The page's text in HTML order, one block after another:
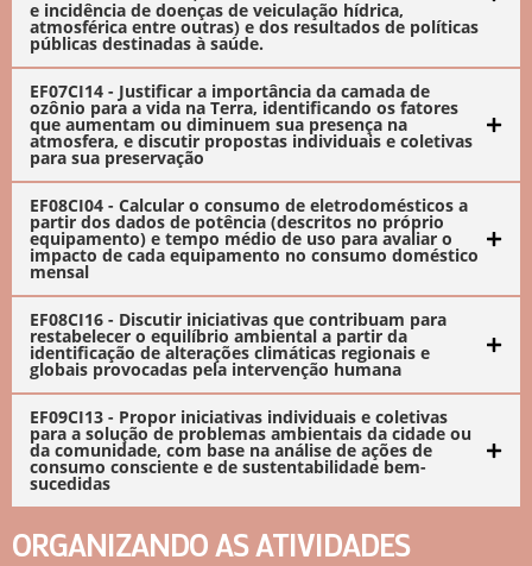
e incidência de doenças de veiculação hídrica,
atmosférica entre outras) e dos resultados de políticas
públicas destinadas à saúde.
EF07CI14 - Justificar a importância da camada de
ozônio para a vida na Terra, identificando os fatores
que aumentam ou diminuem sua presença na
atmosfera, e discutir propostas individuais e coletivas
para sua preservação
EF08CI04 - Calcular o consumo de eletrodomésticos a
partir dos dados de potência (descritos no próprio
equipamento) e tempo médio de uso para avaliar o
impacto de cada equipamento no consumo doméstico
mensal
EF08CI16 - Discutir iniciativas que contribuam para
restabelecer o equilíbrio ambiental a partir da
identificação de alterações climáticas regionais e
globais provocadas pela intervenção humana
EF09CI13 - Propor iniciativas individuais e coletivas
para a solução de problemas ambientais da cidade ou
da comunidade, com base na análise de ações de
consumo consciente e de sustentabilidade bem-
sucedidas
ORGANIZANDO AS ATIVIDADES